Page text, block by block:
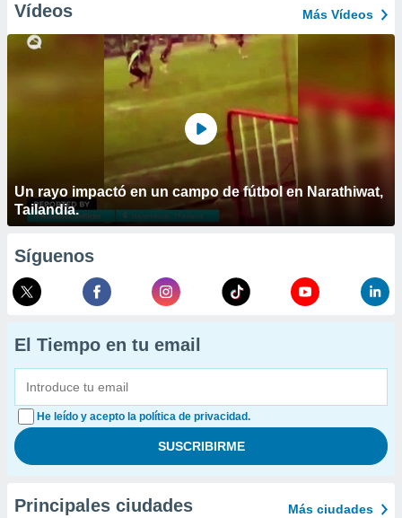
Vídeos Más Vídeos
Un rayo impactó en un campo de fútbol en Narathiwat,
Tailandia.
Síguenos
El Tiempo en tu email
He leído y acepto la política de privacidad.
Principales ciudades Más ciudades